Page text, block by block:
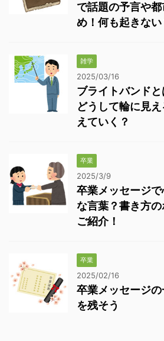
で話題の予言や
め！何も起きない
雑学
2025/03/16
ブライトバンド
どうして輪に見
えていく？
卒業
2025/3/9
卒業メッセージ
な言葉？書き方
ご紹介！
卒業
2025/02/16
卒業メッセージ
を残そう